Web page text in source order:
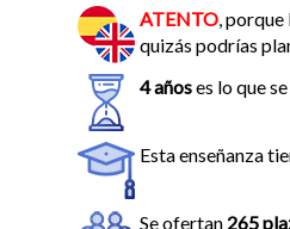
ATENTO ,
quizás podrías
4 añoses lo que
Esta enseñanza
Se ofertan 265